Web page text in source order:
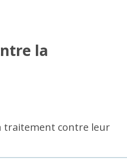
la
traitement contre leur